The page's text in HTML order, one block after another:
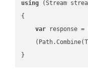
using (Stream
{
var response =